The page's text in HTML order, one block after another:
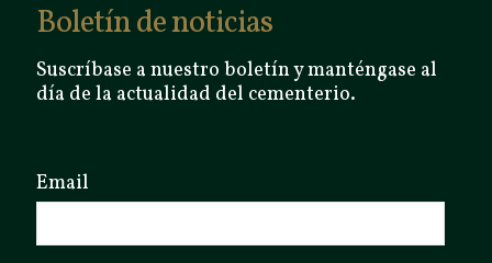
Boletín de noticias
Suscríbase a nuestro boletín y manténgase al
día de la actualidad del cementerio.
Email